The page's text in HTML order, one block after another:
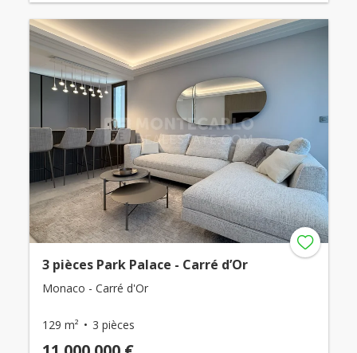
3 pièces Park Palace - Carré d’Or
Monaco - Carré d'Or
129 m² 3 pièces